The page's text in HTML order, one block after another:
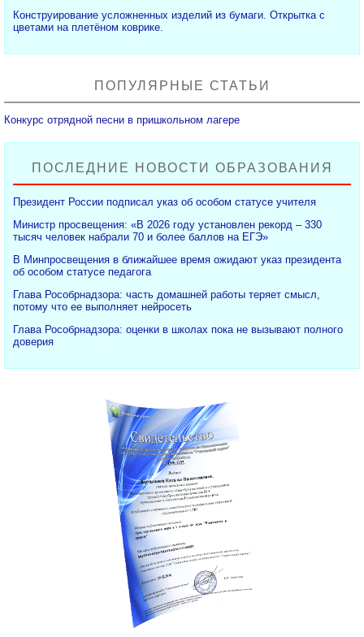
Конструирование усложненных изделий из бумаги. Открытка с
цветами на плетёном коврике.
ПОПУЛЯРНЫЕ СТАТЬИ
Конкурс отрядной песни в пришкольном лагере
ПОСЛЕДНИЕ НОВОСТИ ОБРАЗОВАНИЯ
Президент России подписал указ об особом статусе учителя
Министр просвещения: «В 2026 году установлен рекорд – 330
тысяч человек набрали 70 и более баллов на ЕГЭ»
В Минпросвещения в ближайшее время ожидают указ президента
об особом статусе педагога
Глава Рособрнадзора: часть домашней работы теряет смысл,
потому что ее выполняет нейросеть
Глава Рособрнадзора: оценки в школах пока не вызывают полного
доверия